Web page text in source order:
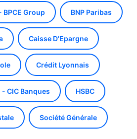
BPCE Group BNP Paribas
Caisse D'Epargne
Crédit Lyonnais
CIC Banques HSBC
Société Générale